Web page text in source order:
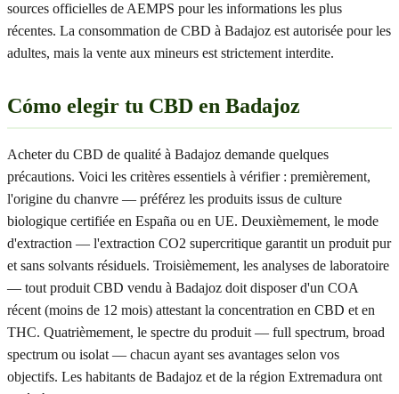
sources officielles de AEMPS pour les informations les plus
récentes. La consommation de CBD à Badajoz est autorisée pour les
adultes, mais la vente aux mineurs est strictement interdite.
Cómo elegir tu CBD en Badajoz
Acheter du CBD de qualité à Badajoz demande quelques
précautions. Voici les critères essentiels à vérifier : premièrement,
l'origine du chanvre — préférez les produits issus de culture
biologique certifiée en España ou en UE. Deuxièmement, le mode
d'extraction — l'extraction CO2 supercritique garantit un produit pur
et sans solvants résiduels. Troisièmement, les analyses de laboratoire
— tout produit CBD vendu à Badajoz doit disposer d'un COA
récent (moins de 12 mois) attestant la concentration en CBD et en
THC. Quatrièmement, le spectre du produit — full spectrum, broad
spectrum ou isolat — chacun ayant ses avantages selon vos
objectifs. Les habitants de Badajoz et de la région Extremadura ont